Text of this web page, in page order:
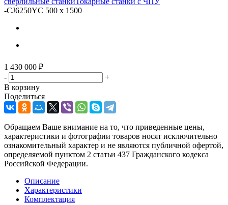
-CJ6250YC 500 x 1500
1 430 000 ₽
-
+
В корзину
Поделиться
Обращаем Ваше внимание на то, что приведенные цены,
характеристики и фотографии товаров носят исключительно
ознакомительный характер и не являются публичной офертой,
определяемой пунктом 2 статьи 437 Гражданского кодекса
Российской Федерации.
Описание
Характеристики
Комплектация